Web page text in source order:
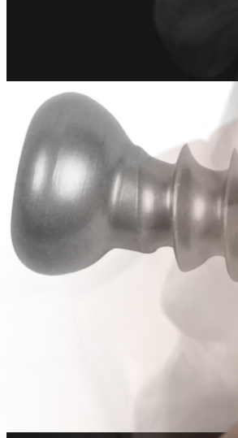
Traumatismo - Extremidades inferiores
Fractura del calcáneo
Procedimiento